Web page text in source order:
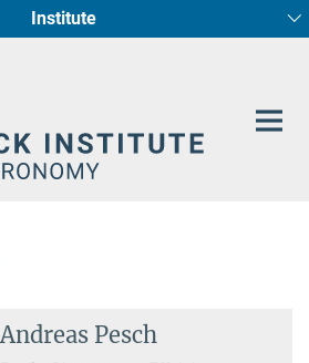
Institute
in Radio Astronomy
and Galaxy Evolution
Andreas Pesch